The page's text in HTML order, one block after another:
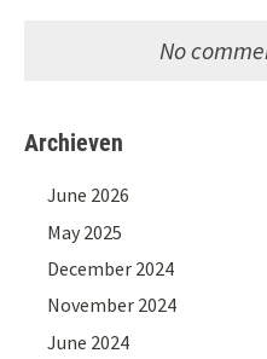
No
Archieven
June 2026
May 2025
December 2024
November 2024
June 2024